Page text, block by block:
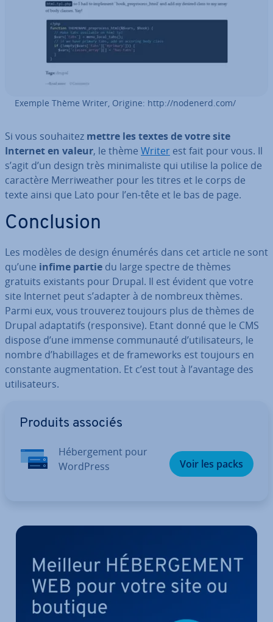
Exemple Thème Writer, Origine: http://nodenerd.com/
Si vous souhaitez mettre les textes de votre site
Internet en valeur, le thème Writer est fait pour vous. Il
s’agit d’un design très mi­ni­ma­liste qui utilise la police de
caractère Mer­ri­wea­ther pour les titres et le corps de
texte ainsi que Lato pour l’en-tête et le bas de page.
Con­clu­sion
Les modèles de design énumérés dans cet article ne sont
qu’une infime partie du large spectre de thèmes
gratuits existants pour Drupal. Il est évident que votre
site Internet peut s’adapter à de nombreux thèmes.
Parmi eux, vous trouverez toujours plus de thèmes de
Drupal adap­ta­tifs (res­pon­sive). Etant donné que le CMS
dispose d’une immense com­mu­nauté d’uti­li­sa­teurs, le
nombre d’ha­bil­lages et de fra­me­works est toujours en
constante aug­men­ta­tion. Et c’est tout à l’avantage des
uti­li­sa­teurs.
Produits associés
Hé­ber­ge­ment pour
WordPress
Voir les packs